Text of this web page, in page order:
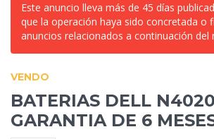
Este anuncio lleva más de 45 días
que la operación haya sido concretada o
anuncios relacionados a continuación del
VENDO
BATERIAS DELL
GARANTIA DE 6